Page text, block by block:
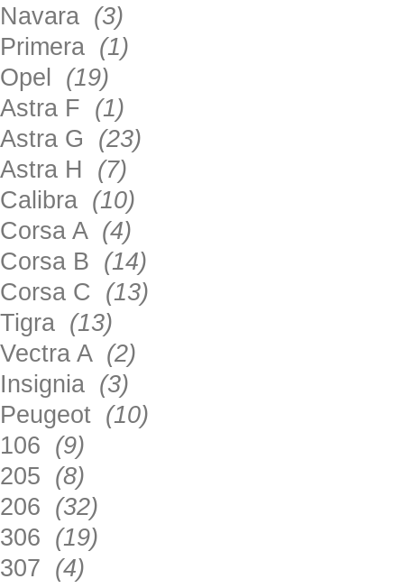
Navara (3)
Primera (1)
Opel (19)
Astra F (1)
Astra G (23)
Astra H (7)
Calibra (10)
Corsa A (4)
Corsa B (14)
Corsa C (13)
Tigra (13)
Vectra A (2)
Insignia (3)
Peugeot (10)
106 (9)
205 (8)
206 (32)
306 (19)
307 (4)